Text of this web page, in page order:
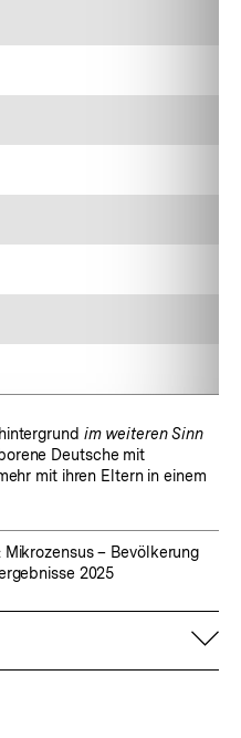
im weiteren Sinn
Deutsche mit
mit ihren Eltern in einem
– Bevölkerung
2025